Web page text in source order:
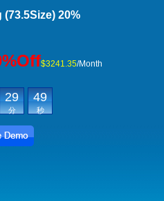
20%
$3241.35/Month
29
分
49
秒